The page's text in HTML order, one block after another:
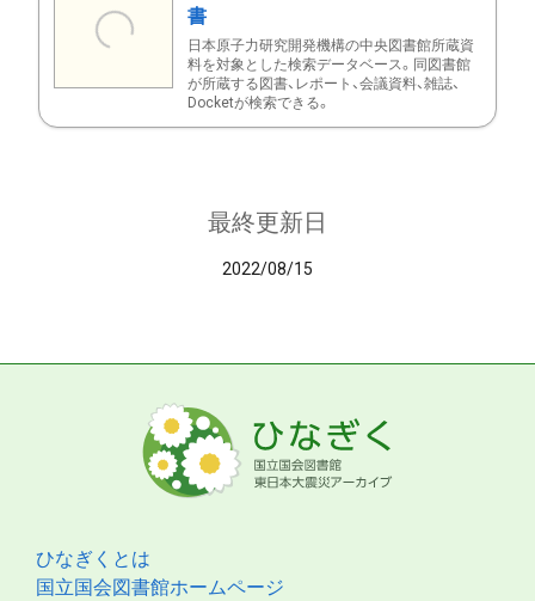
書
日本原子力研究開発機構の中央図書館所蔵資
料を対象とした検索データベース。同図書館
が所蔵する図書、レポート、会議資料、雑誌、
Docketが検索できる。
最終更新日
2022/08/15
ひなぎくとは
国立国会図書館ホームページ